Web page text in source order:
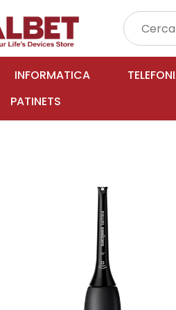
INFORMATICA
PATINETS